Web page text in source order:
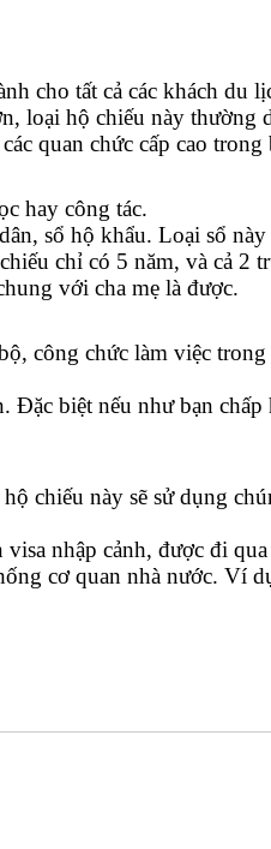
cho tất cả các khách du
loại hộ chiếu này thường
quan chức cấp cao trong
hay công tác.
sổ hộ khẩu. Loại sổ
chỉ có 5 năm, và cả 2
với cha mẹ là được.
công chức làm việc
biệt nếu như bạn
chiếu này sẽ sử dụng
nhập cảnh, được đi
cơ quan nhà nước. Ví